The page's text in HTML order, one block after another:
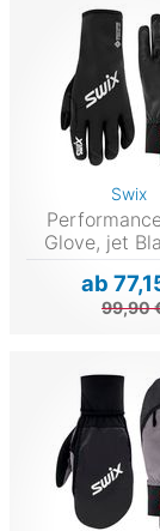
Swix
Glove, jet
ab
99,90